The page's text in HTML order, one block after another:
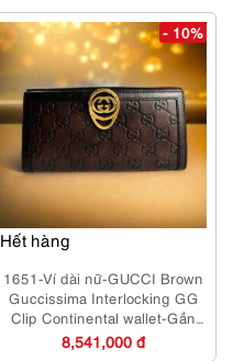
Hết hàng
- 10%
1651-Ví dài nữ-GUCCI Brown
Guccissima Interlocking GG
Clip Continental wallet-Gần
như mới
8,541,000 đ